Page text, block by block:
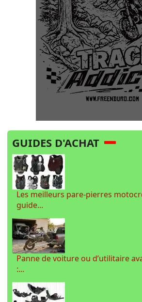
GUIDES D'ACHAT
Les meilleurs pare-pierres
guide...
Panne de voiture ou d’utilitaire
:...